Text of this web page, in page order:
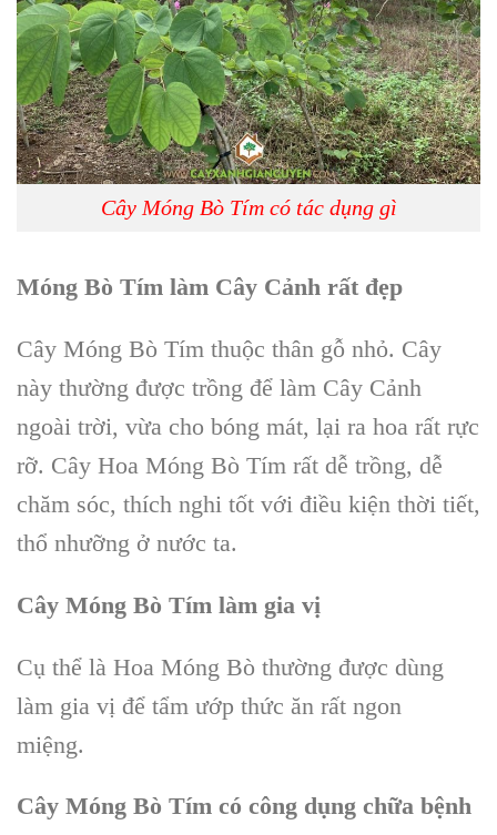
Cây Móng Bò Tím có tác dụng gì
Móng Bò Tím làm Cây Cảnh rất đẹp
Cây Móng Bò Tím thuộc thân gỗ nhỏ. Cây
này thường được trồng để làm Cây Cảnh
ngoài trời, vừa cho bóng mát, lại ra hoa rất rực
rỡ. Cây Hoa Móng Bò Tím rất dễ trồng, dễ
chăm sóc, thích nghi tốt với điều kiện thời tiết,
thổ nhưỡng ở nước ta.
Cây Móng Bò Tím làm gia vị
Cụ thể là Hoa Móng Bò thường được dùng
làm gia vị để tẩm ướp thức ăn rất ngon
miệng.
Cây Móng Bò Tím có công dụng chữa bệnh